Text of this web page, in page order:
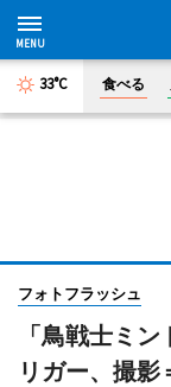
33°C 食べる
フォトフラッシュ
「鳥戦士ミ
リガー、撮影